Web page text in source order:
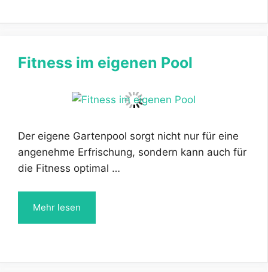
Fitness im eigenen Pool
Der eigene Gartenpool sorgt nicht nur für eine
angenehme Erfrischung, sondern kann auch für
die Fitness optimal …
Mehr lesen